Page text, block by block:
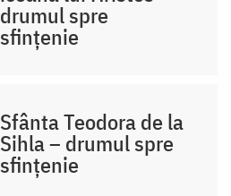
drumul spre
sfințenie
Sfânta Teodora de la
Sihla – drumul spre
sfințenie